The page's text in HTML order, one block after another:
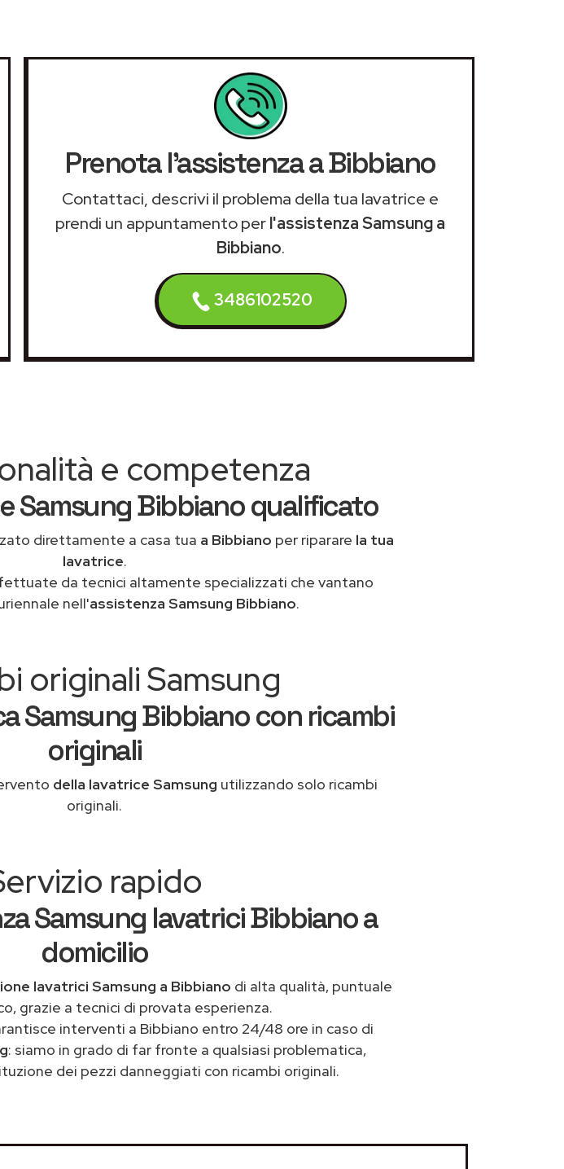
Prenota l'assistenza a Bibbiano
Contattaci, descrivi il problema della tua lavatrice e
prendi un appuntamento perl'assistenza Samsung a
Bibbiano.
3486102520
e competenza
Samsung Bibbiano qualificato
direttamente a casa tua a Bibbiano per riparare la tua
lavatrice.
da tecnici altamente specializzati che vantano
nell'assistenza Samsung Bibbiano.
originali Samsung
Samsung Bibbiano con ricambi
originali
della lavatrice Samsung utilizzando solo ricambi
originali.
rapido
Samsung lavatrici Bibbiano a
domicilio
lavatrici Samsung a Bibbiano di alta qualità, puntuale
grazie a tecnici di provata esperienza.
interventi a Bibbiano entro 24/48 ore in caso di
: siamo in grado di far fronte a qualsiasi problematica,
dei pezzi danneggiati con ricambi originali.